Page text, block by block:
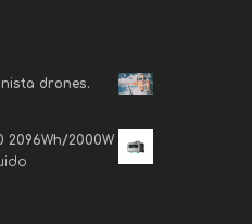
drones.
2096Wh/2000W